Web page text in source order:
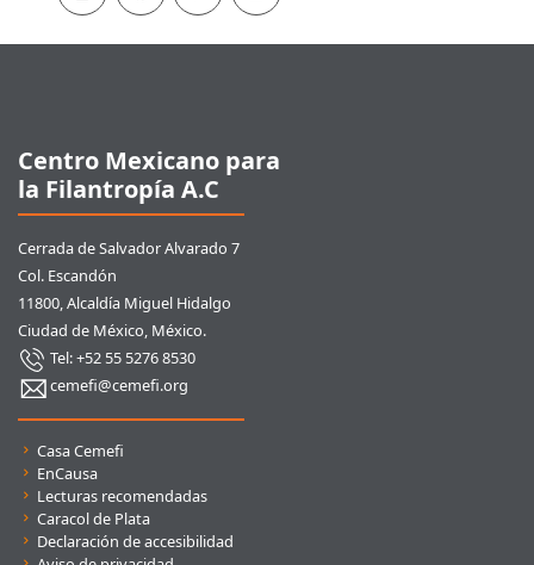
Centro Mexicano para
la Filantropía A.C
Cerrada de Salvador Alvarado 7
Col. Escandón
11800, Alcaldía Miguel Hidalgo
Ciudad de México, México.
Tel: +52 55 5276 8530
cemefi@cemefi.org
Enlaces rápidos
Casa Cemefi
EnCausa
Lecturas recomendadas
Caracol de Plata
Declaración de accesibilidad